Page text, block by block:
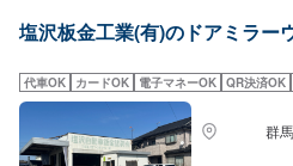
ます！全員業界歴20年以上の大ベテラン
にてお問い合わせ【2】お見積り【3】お
始【4】仕上がり次第納車-----------パーツ
持ち込み可能です。オファーにて詳細を
間】定休日：日曜日、祝日営業時間：
塩沢板金工業(有)のドアミラー
代車OK カードOK 電子マネーOK QR決済OK
群